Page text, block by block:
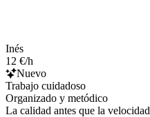
Inés
12 €/h
Nuevo
Trabajo cuidadoso
Organizado y metódico
La calidad antes que la velocidad